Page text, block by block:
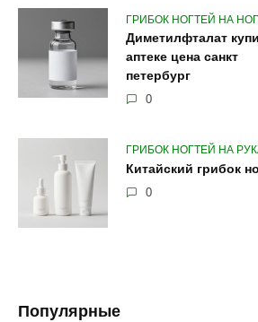
ГРИБОК НОГТЕЙ НА
Диметилфталат
аптеке цена санкт
петербург
0
ГРИБОК НОГТЕЙ НА
Китайский грибок
0
Популярные